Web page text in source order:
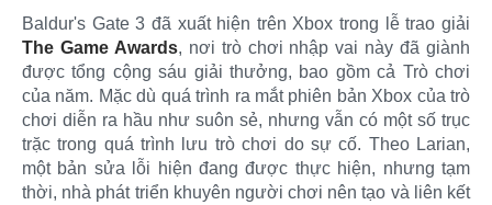
Baldur's Gate 3 đã xuất hiện trên Xbox trong lễ trao giải
The Game Awards, nơi trò chơi nhập vai này đã giành
được tổng cộng sáu giải thưởng, bao gồm cả Trò chơi
của năm. Mặc dù quá trình ra mắt phiên bản Xbox của trò
chơi diễn ra hầu như suôn sẻ, nhưng vẫn có một số trục
trặc trong quá trình lưu trò chơi do sự cố. Theo Larian,
một bản sửa lỗi hiện đang được thực hiện, nhưng tạm
thời, nhà phát triển khuyên người chơi nên tạo và liên kết